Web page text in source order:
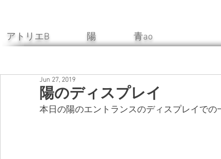
アトリエB 陽 青ao
陽のディスプレイ
Jun 27, 2019
本日の陽のエントランスのディスプレイでの